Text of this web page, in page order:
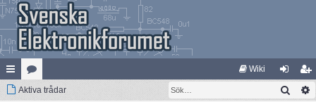
na at
Wiki
og li
Aktiva trådar Sök